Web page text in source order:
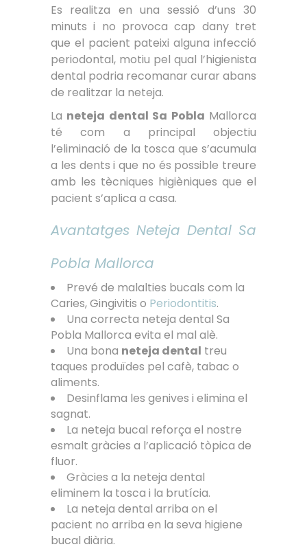
Es realitza en una sessió d’uns 30
minuts i no provoca cap dany tret
que el pacient pateixi alguna infecció
periodontal, motiu pel qual l’higienista
dental podria recomanar curar abans
de realitzar la neteja.
La neteja dental Sa Pobla Mallorca
té com a principal objectiu
l’eliminació de la tosca que s’acumula
a les dents i que no és possible treure
amb les tècniques higièniques que el
pacient s’aplica a casa.
Avantatges Neteja Dental Sa
Pobla Mallorca
Prevé de malalties bucals com la
Caries, Gingivitis o Periodontitis.
Una correcta neteja dental Sa
Pobla Mallorca evita el mal alè.
Una bona neteja dental treu
taques produïdes pel cafè, tabac o
aliments.
Desinflama les genives i elimina el
sagnat.
La neteja bucal reforça el nostre
esmalt gràcies a l’aplicació tòpica de
fluor.
Gràcies a la neteja dental
eliminem la tosca i la brutícia.
La neteja dental arriba on el
pacient no arriba en la seva higiene
bucal diària.